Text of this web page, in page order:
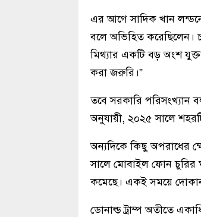
এর আগে সাদিক খান
বলে অভিহিত করেছিলেন।
মিথ্যার একটি বড় অংশ
করা জরুরি।”
তবে সরকারি পরিসংখ্যান
অনুযায়ী, ২০২৫ সালে
অন্যদিকে কিছু অপরাধের
সালে মোবাইল ফোন চুরির
কমেছে। একই সময়ে দোকান
ডোনাল্ড ট্রাম্প অতীতে